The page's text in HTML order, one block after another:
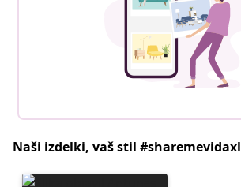
Naši izdelki, vaš stil #sharemevidaxl